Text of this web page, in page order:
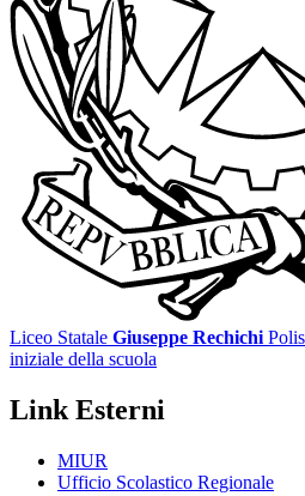
Liceo Statale Giuseppe Rechichi
iniziale della scuola
Link Esterni
MIUR
Ufficio Scolastico Regionale